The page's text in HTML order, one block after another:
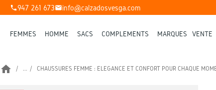
phone947 261 673mailinfo@calzadosvesga.com
FEMMES HOMME SACS COMPLÉMENTS MARQUES VENTE
home ... CHAUSSURES FEMME : ÉLÉGANCE ET CONFORT POUR CHAQUE